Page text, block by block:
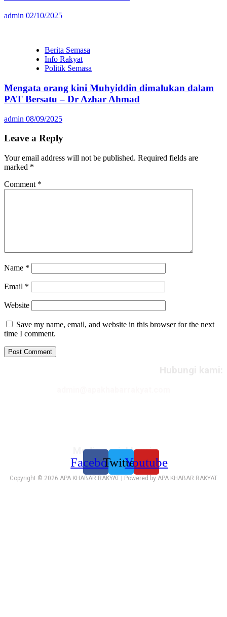
admin 02/10/2025
Berita Semasa
Info Rakyat
Politik Semasa
Mengata orang kini Muhyiddin dimalukan dalam
PAT Bersatu – Dr Azhar Ahmad
admin 08/09/2025
Leave a Reply
Your email address will not be published. Required fields are
marked *
Comment *
Name *
Email *
Website
Save my name, email, and website in this browser for the next
time I comment.
Media sosial kami:
FacebookTwitterYoutube
Copyright © 2026 APA KHABAR RAKYAT | Powered by APA KHABAR RAKYAT